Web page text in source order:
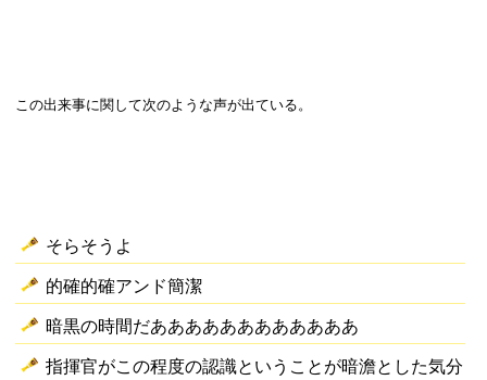
この出来事に関して次のような声が出ている。
そらそうよ
的確的確アンド簡潔
暗黒の時間だああああああああああああ
指揮官がこの程度の認識ということが暗澹とした気分